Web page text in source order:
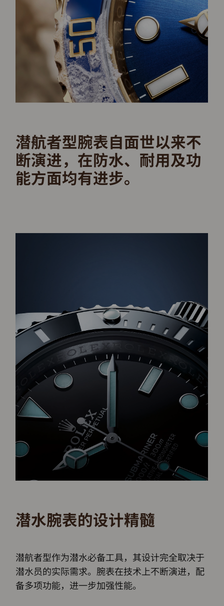
潜航者型腕表自面世以来不
断演进，在防水、耐用及功
能方面均有进步。
潜水腕表的设计精髓
潜航者型作为潜水必备工具，其设计完全取决于
潜水员的实际需求。腕表在技术上不断演进，配
备多项功能，进一步加强性能。